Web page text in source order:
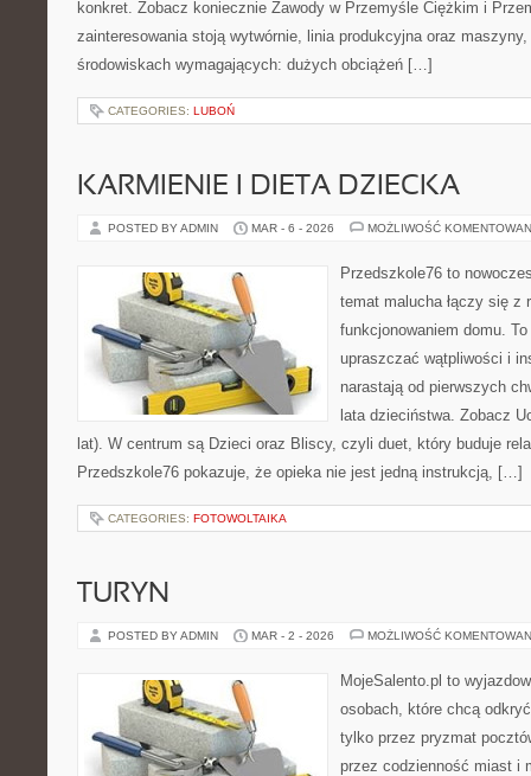
konkret. Zobacz koniecznie Zawody w Przemyśle Ciężkim i
zainteresowania stoją wytwórnie, linia produkcyjna oraz
środowiskach wymagających: dużych obciążeń […]
CATEGORIES: LUBOŃ
KARMIENIE I DIETA DZIECKA
POSTED BY ADMIN MAR - 6 - 2026 MOŻLIWOŚĆ
Przedszkole76 to
temat malucha łączy się z
funkcjonowaniem domu.
upraszczać wątpliwości i
narastają od pierwszych
lata dzieciństwa. Zobacz
lat). W centrum są Dzieci oraz Bliscy, czyli duet, który buduje
Przedszkole76 pokazuje, że opieka nie jest jedną instrukcją, […]
CATEGORIES: FOTOWOLTAIKA
TURYN
POSTED BY ADMIN MAR - 2 - 2026 MOŻLIWOŚĆ
MojeSalento.pl to
osobach, które chcą
tylko przez pryzmat
przez codzienność miast i